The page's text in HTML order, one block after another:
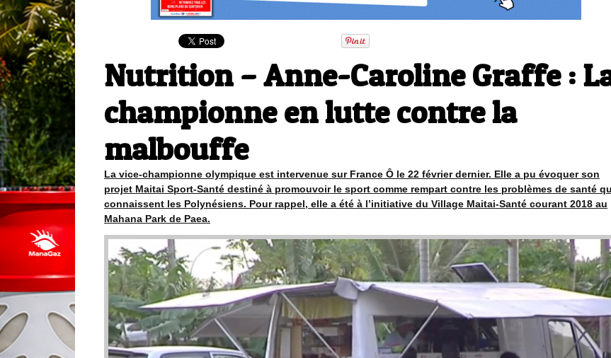
Nutrition – Anne-Caroline Graffe :
championne en lutte contre la
malbouffe
La vice-championne olympique est intervenue sur France Ô le 22 février dernier. Elle a pu évoquer son
projet Maitai Sport-Santé destiné à promouvoir le sport comme rempart contre les problèmes de santé
connaissent les Polynésiens. Pour rappel, elle a été à l’initiative du Village Maitai-Santé courant 2018 au
Mahana Park de Paea.